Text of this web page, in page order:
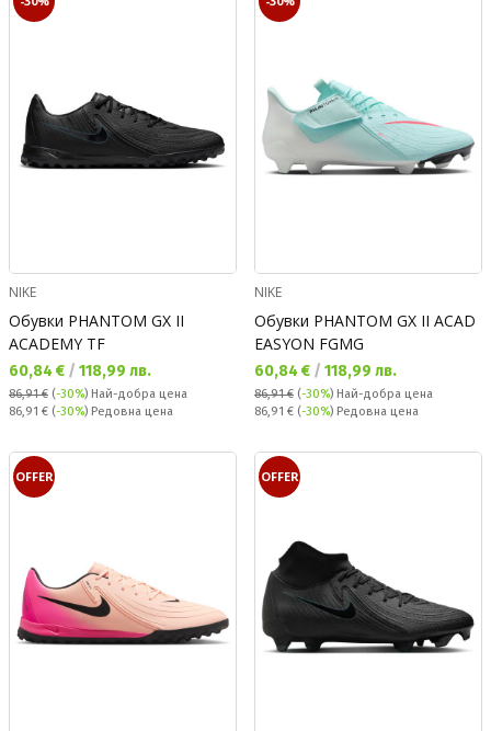
NIKE
Обувки PHANTOM GX II
ACADEMY TF
Текуща цена:
60,84 € / 118,99 лв.
86,91 € (-30%) Най-добра цена
Редовна цена:
86,91 € (-30%) Редовна цена
NIKE
Обувки PHANTOM GX II ACAD
EASYON FGMG
Текуща цена:
60,84 € / 118,99 лв.
86,91 € (-30%) Най-добра цена
Редовна цена:
86,91 € (-30%) Редовна цена
OFFER OFFER